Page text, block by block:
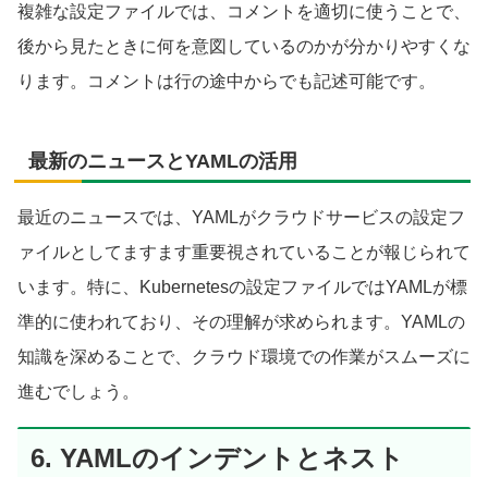
複雑な設定ファイルでは、コメントを適切に使うことで、
後から見たときに何を意図しているのかが分かりやすくな
ります。コメントは行の途中からでも記述可能です。
最新のニュースとYAMLの活用
最近のニュースでは、YAMLがクラウドサービスの設定フ
ァイルとしてますます重要視されていることが報じられて
います。特に、Kubernetesの設定ファイルではYAMLが標
準的に使われており、その理解が求められます。YAMLの
知識を深めることで、クラウド環境での作業がスムーズに
進むでしょう。
6. YAMLのインデントとネスト